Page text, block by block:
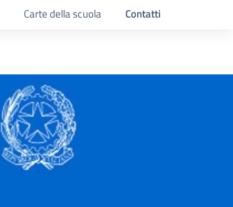
Carte della scuola Contatti